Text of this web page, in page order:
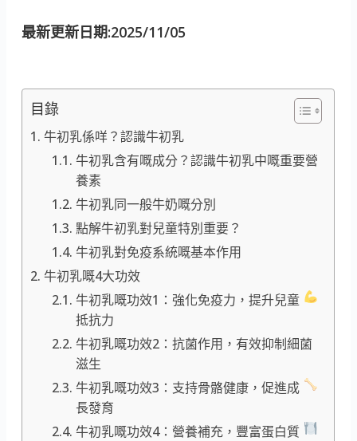
最新更新日期:2025/11/05
目錄
牛初乳係咩？認識牛初乳
牛初乳含有嘅成分？認識牛初乳中嘅重要營
養素
牛初乳同一般牛奶嘅分別
點解牛初乳對兒童特別重要？
牛初乳對免疫系統嘅基本作用
牛初乳嘅4大功效
牛初乳嘅功效1：強化免疫力，提升兒童
抵抗力
牛初乳嘅功效2：抗菌作用，有效抑制細菌
滋生
牛初乳嘅功效3：支持骨骼健康，促進成
長發育
牛初乳嘅功效4：營養補充，豐富蛋白質